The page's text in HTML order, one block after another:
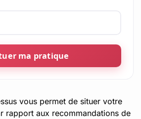
ma pratique
vous permet de situer votre
rapport aux recommandations de